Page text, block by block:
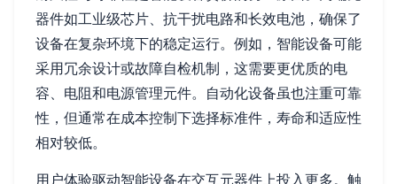
器件如工业级芯片、抗干扰电路和长效电池，确保了
设备在复杂环境下的稳定运行。例如，智能设备可能
采用冗余设计或故障自检机制，这需要更优质的电
容、电阻和电源管理元件。自动化设备虽也注重可靠
性，但通常在成本控制下选择标准件，寿命和适应性
相对较低。
用户体验驱动智能设备在交互元器件上投入更多。触